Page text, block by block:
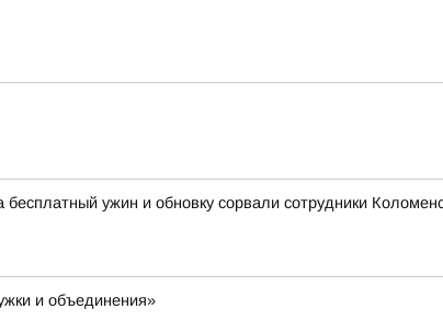
ужин и обновку сорвали сотрудники
и объединения»